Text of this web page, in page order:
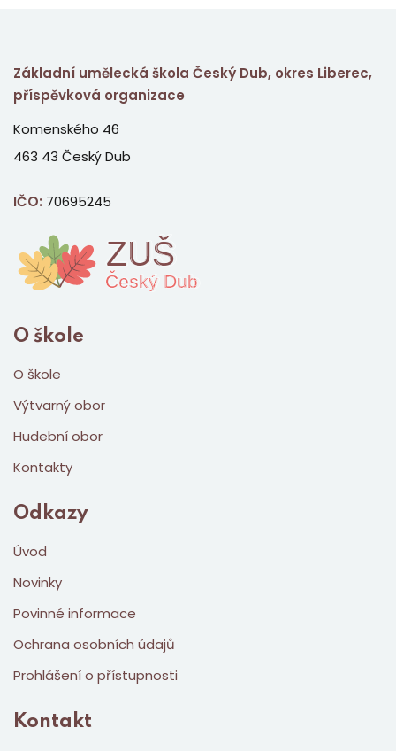
Základní umělecká škola Český Dub, okres Liberec,
příspěvková organizace
Komenského 46
463 43 Český Dub
IČO: 70695245
O škole
O škole
Výtvarný obor
Hudební obor
Kontakty
Odkazy
Úvod
Novinky
Povinné informace
Ochrana osobních údajů
Prohlášení o přístupnosti
Kontakt